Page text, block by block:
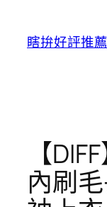
瞎拚好評推薦
【
內刷